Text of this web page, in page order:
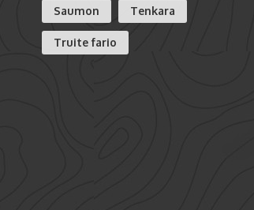
Saumon Tenkara
Truite fario